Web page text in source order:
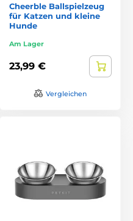
Cheerble Ballspielzeug
für Katzen und kleine
Hunde
Am Lager
23,99 €
Vergleichen